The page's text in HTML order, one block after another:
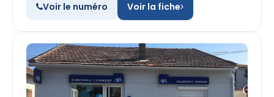
Voir le numéro Voir la fiche